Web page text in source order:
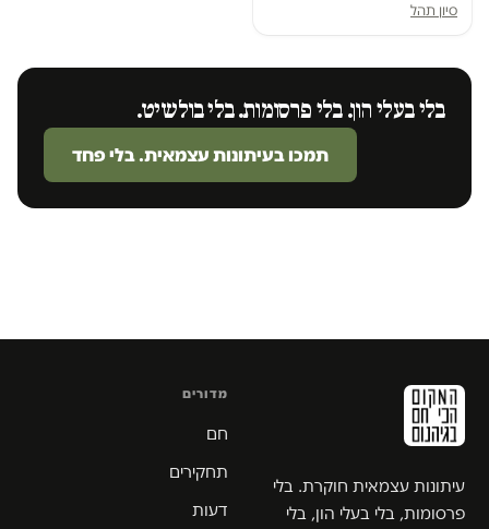
סיון תהל
בלי בעלי הון. בלי פרסומות. בלי בולשיט.
תמכו בעיתונות עצמאית. בלי פחד
עיתונות עצמאית חוקרת. בלי
פרסומות, בלי בעלי הון, בלי
מדורים
חם
תחקירים
דעות